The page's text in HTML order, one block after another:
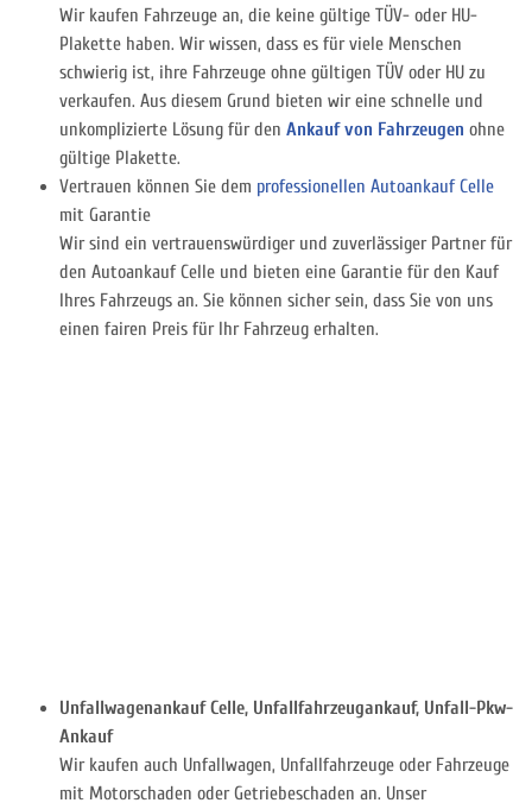
Wir kaufen Fahrzeuge an, die keine gültige TÜV- oder HU-
Plakette haben. Wir wissen, dass es für viele Menschen
schwierig ist, ihre Fahrzeuge ohne gültigen TÜV oder HU zu
verkaufen. Aus diesem Grund bieten wir eine schnelle und
unkomplizierte Lösung für den Ankauf von Fahrzeugen ohne
gültige Plakette.
Vertrauen können Sie dem professionellen Autoankauf Celle
mit Garantie
Wir sind ein vertrauenswürdiger und zuverlässiger Partner für
den Autoankauf Celle und bieten eine Garantie für den Kauf
Ihres Fahrzeugs an. Sie können sicher sein, dass Sie von uns
einen fairen Preis für Ihr Fahrzeug erhalten.
Unfallwagenankauf Celle, Unfallfahrzeugankauf, Unfall-Pkw-
Ankauf
Wir kaufen auch Unfallwagen, Unfallfahrzeuge oder Fahrzeuge
mit Motorschaden oder Getriebeschaden an. Unser